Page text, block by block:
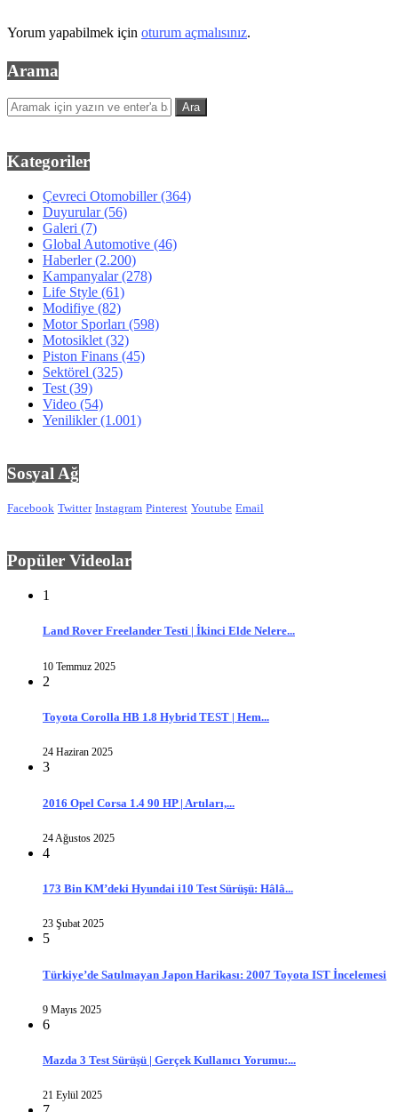
Yorum yapabilmek için oturum açmalısınız.
Arama
Kategoriler
Çevreci Otomobiller(364)
Duyurular(56)
Galeri (7)
Global Automotive (46)
Haberler(2.200)
Kampanyalar(278)
Life Style (61)
Modifiye (82)
Motor Sporları (598)
Motosiklet (32)
Piston Finans (45)
Sektörel (325)
Test (39)
Video (54)
Yenilikler(1.001)
Sosyal Ağ
Facebook Twitter Instagram Pinterest Youtube Email
Popüler Videolar
1
Land Rover Freelander Testi | İkinci Elde Nelere...
10 Temmuz 2025
2
Toyota Corolla HB 1.8 Hybrid TEST | Hem...
24 Haziran 2025
3
2016 Opel Corsa 1.4 90 HP | Artıları,...
24 Ağustos 2025
4
173 Bin KM’deki Hyundai i10 Test Sürüşü: Hâlâ...
23 Şubat 2025
5
Türkiye’de Satılmayan Japon Harikası: 2007 Toyota IST İncelemesi
9 Mayıs 2025
6
Mazda 3 Test Sürüşü | Gerçek Kullanıcı Yorumu:...
21 Eylül 2025